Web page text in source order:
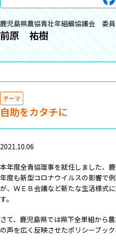
鹿児島県農協青壮年組織協議会 委
前原 祐樹
テーマ
自助をカタチに
2021.10.06
本年度全青協理事を就任しました、
年度も新型コロナウイルスの影響で
が、ＷＥＢ会議など新たな生活様式
す。
さて、鹿児島県では県下全単組から
の声を広く反映させたポリシーブック